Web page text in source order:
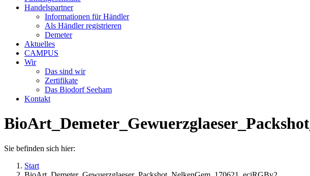
Handelspartner
Informationen für Händler
Als Händler registrieren
Demeter
Aktuelles
CAMPUS
Wir
Das sind wir
Zertifikate
Das Biodorf Seeham
Kontakt
Sie befinden sich hier:
Start